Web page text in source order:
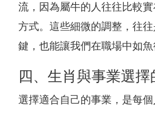
流，因為屬牛的人往往比較
方式。這些細微的調整，往
鍵，也能讓我們在職場中如魚
四、生肖與事業選擇
選擇適合自己的事業，是每